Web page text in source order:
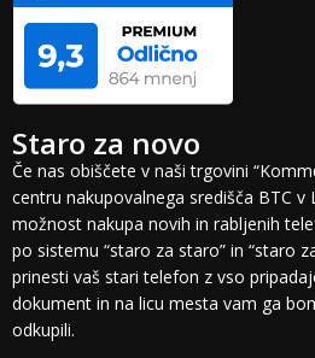
Staro za novo
Če nas obiščete v naši trgovini
centru nakupovalnega središča BTC
možnost nakupa novih in rabljenih
po sistemu “staro za staro” in “staro
prinesti vaš stari telefon z vso
dokument in na licu mesta vam ga
odkupili.